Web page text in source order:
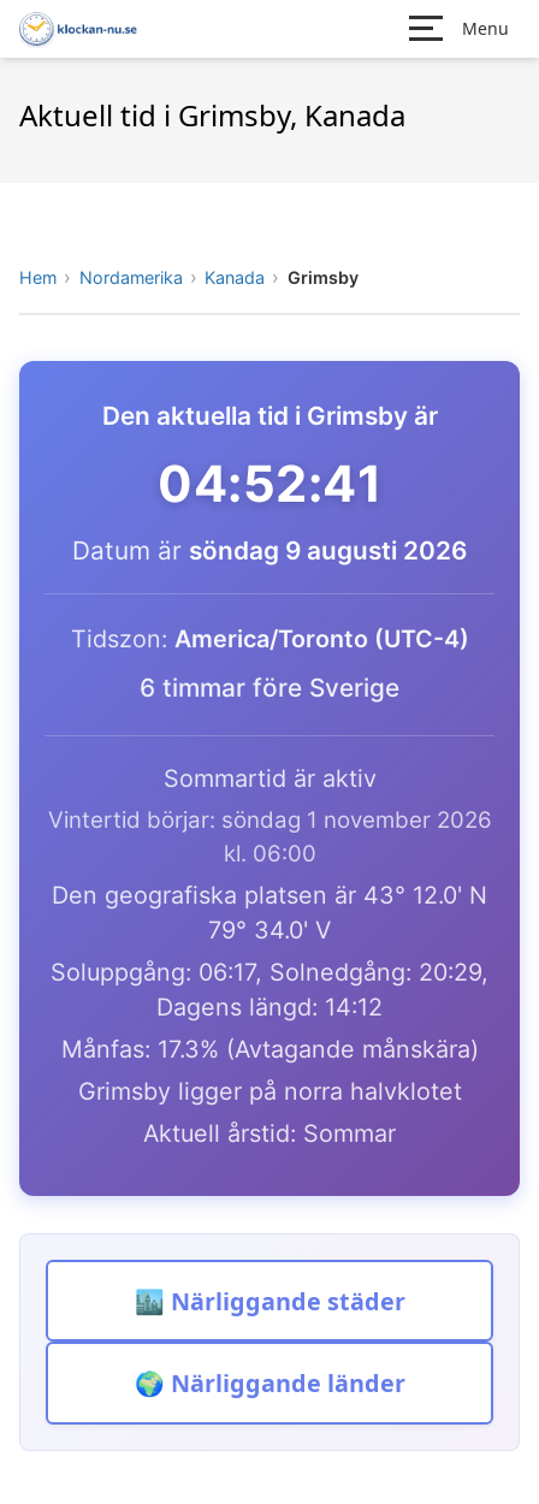
Menu
Aktuell tid i Grimsby, Kanada
Hem Nordamerika Kanada Grimsby
Den aktuella tid i Grimsby är
04:52:41
Datum är söndag 9 augusti 2026
Tidszon: America/Toronto (UTC-4)
6 timmar före Sverige
Sommartid är aktiv
Vintertid börjar: söndag 1 november 2026
kl. 06:00
Den geografiska platsen är 43° 12.0' N
79° 34.0' V
Soluppgång: 06:17, Solnedgång: 20:29,
Dagens längd: 14:12
Månfas: 17.3% (Avtagande månskära)
Grimsby ligger på norra halvklotet
Aktuell årstid: Sommar
🏙️ Närliggande städer
🌍 Närliggande länder